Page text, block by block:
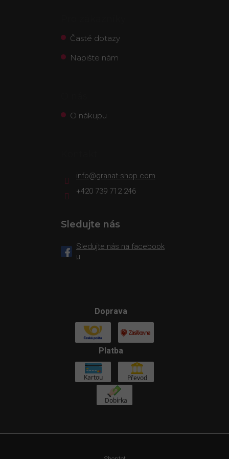
Časté dotazy
Napište nám
O nákupu
info@granat-shop.com
+420 739 712 246
Sledujte nás
Sledujte nás na facebook
u
Doprava
Platba